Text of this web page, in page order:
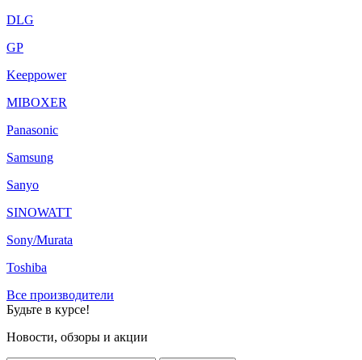
DLG
GP
Keeppower
MIBOXER
Panasonic
Samsung
Sanyo
SINOWATT
Sony/Murata
Toshiba
Все производители
Будьте в курсе!
Новости, обзоры и акции